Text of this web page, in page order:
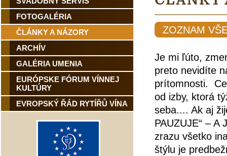
FOTOGALÉRIA
ČLÁNKY A NÁZORY
ARCHÍV
GALÉRIA UMENIA
EURÓPSKE FÓRUM VÍNNEJ
KULTÚRY
EVROPSKÝ ŘÁD RYTÍŘŮ VÍNA
ZOZNAM
Je mi ľúto,
preto nevidíte
prítomnosti.
od izby, ktorá
seba.... Ak aj
PAUZUJE“ –
zrazu všetko
štýlu je